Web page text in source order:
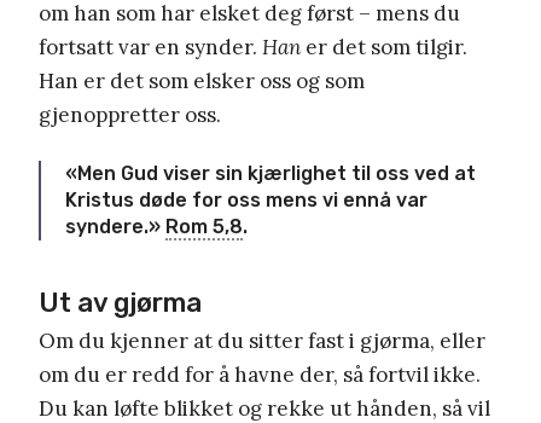
om han som har elsket deg først – mens du
fortsatt var en synder. Han er det som tilgir.
Han er det som elsker oss og som
gjenoppretter oss.
«Men Gud viser sin kjærlighet til oss ved at
Kristus døde for oss mens vi ennå var
syndere.» Rom 5,8.
Ut av gjørma
Om du kjenner at du sitter fast i gjørma, eller
om du er redd for å havne der, så fortvil ikke.
Du kan løfte blikket og rekke ut hånden, så vil